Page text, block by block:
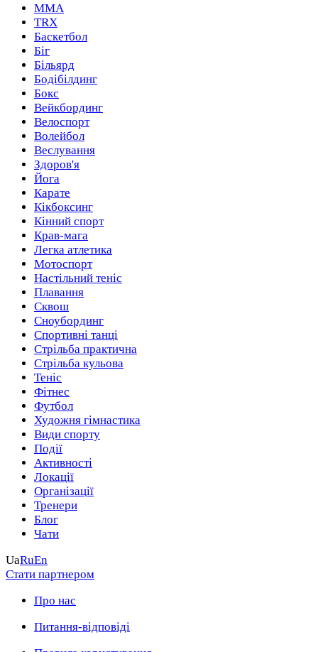
MMA
TRX
Баскетбол
Біг
Більярд
Бодібілдинг
Бокс
Вейкбординг
Велоспорт
Волейбол
Веслування
Здоров'я
Йога
Карате
Кікбоксинг
Кінний спорт
Крав-мага
Легка атлетика
Мотоспорт
Настільний теніс
Плавання
Сквош
Сноубординг
Спортивні танці
Стрільба практична
Стрільба кульова
Теніс
Фітнес
Футбол
Художня гімнастика
Види спорту
Події
Активності
Локації
Організації
Тренери
Блог
Чати
UaRuEn
Стати партнером
Про нас
Питання-відповіді